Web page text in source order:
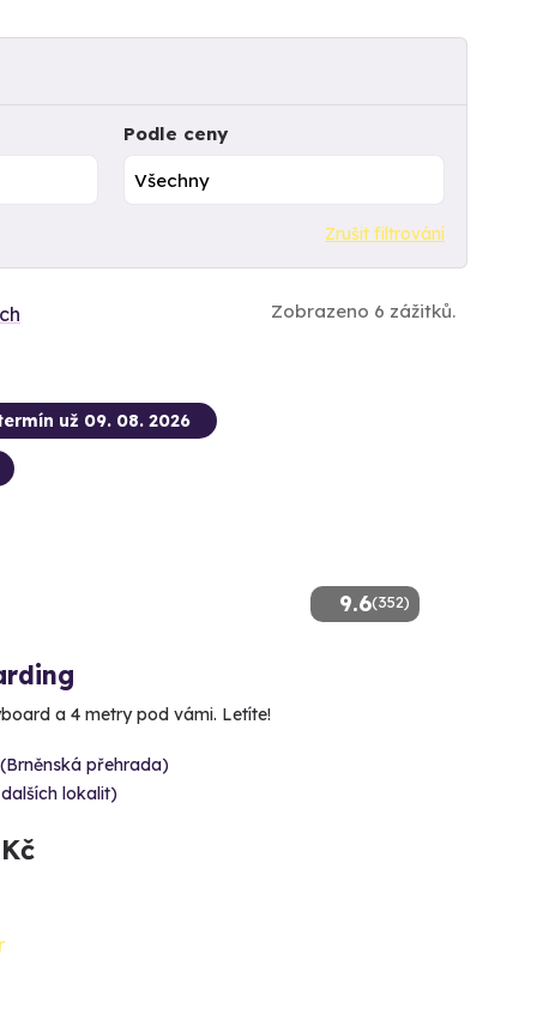
Podle ceny
Zrušit filtrování
Zobrazeno 6 zážitků.
9.6(352)
už 09. 08. 2026
a 4 metry pod vámi. Letíte!
přehrada)
lokalit)